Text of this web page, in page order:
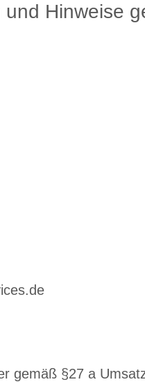
Hinweise
gemäß §27 a